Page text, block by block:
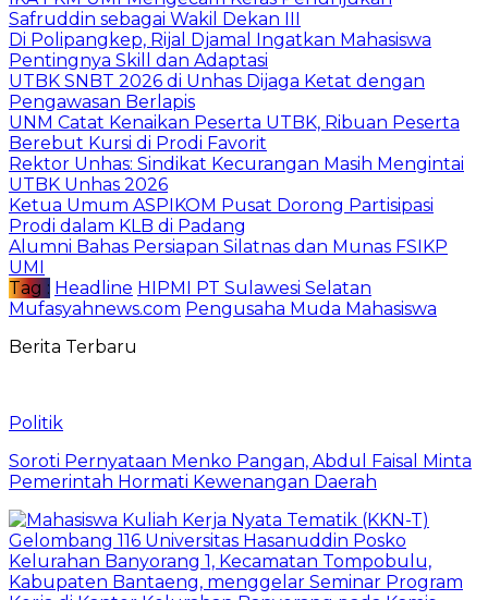
Safruddin sebagai Wakil Dekan III
Di Polipangkep, Rijal Djamal Ingatkan Mahasiswa
Pentingnya Skill dan Adaptasi
UTBK SNBT 2026 di Unhas Dijaga Ketat dengan
Pengawasan Berlapis
UNM Catat Kenaikan Peserta UTBK, Ribuan Peserta
Berebut Kursi di Prodi Favorit
Rektor Unhas: Sindikat Kecurangan Masih Mengintai
UTBK Unhas 2026
Ketua Umum ASPIKOM Pusat Dorong Partisipasi
Prodi dalam KLB di Padang
Alumni Bahas Persiapan Silatnas dan Munas FSIKP
UMI
Tag : Headline HIPMI PT Sulawesi Selatan
Mufasyahnews.com Pengusaha Muda Mahasiswa
Berita Terbaru
Politik
Soroti Pernyataan Menko Pangan, Abdul Faisal Minta
Pemerintah Hormati Kewenangan Daerah